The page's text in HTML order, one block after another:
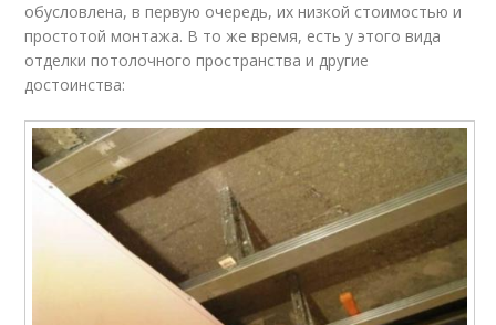
обусловлена, в первую очередь, их низкой стоимостью и
простотой монтажа. В то же время, есть у этого вида
отделки потолочного пространства и другие
достоинства: